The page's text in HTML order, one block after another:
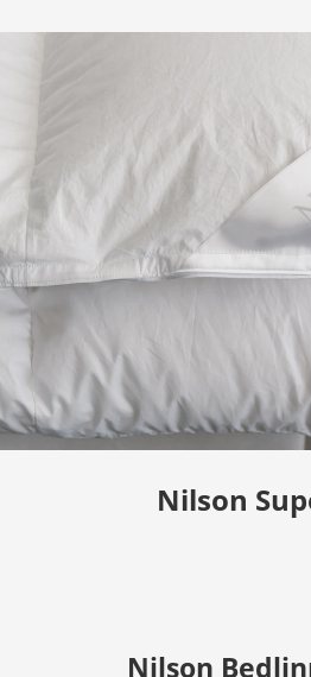
Nilson
Nilson